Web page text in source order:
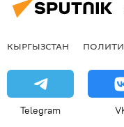
КЫРГЫЗСТАН
Telegram